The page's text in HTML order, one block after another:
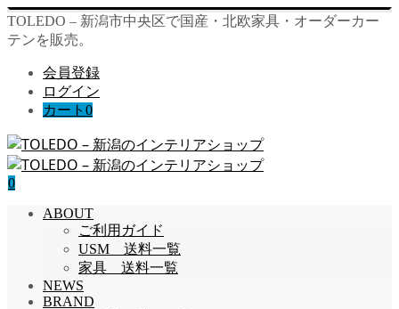
TOLEDO – 新潟市中央区で国産・北欧家具・オーダーカー
テンを販売。
会員登録
ログイン
カート 0
0
ABOUT
ご利用ガイド
USM 送料一覧
家具 送料一覧
NEWS
BRAND